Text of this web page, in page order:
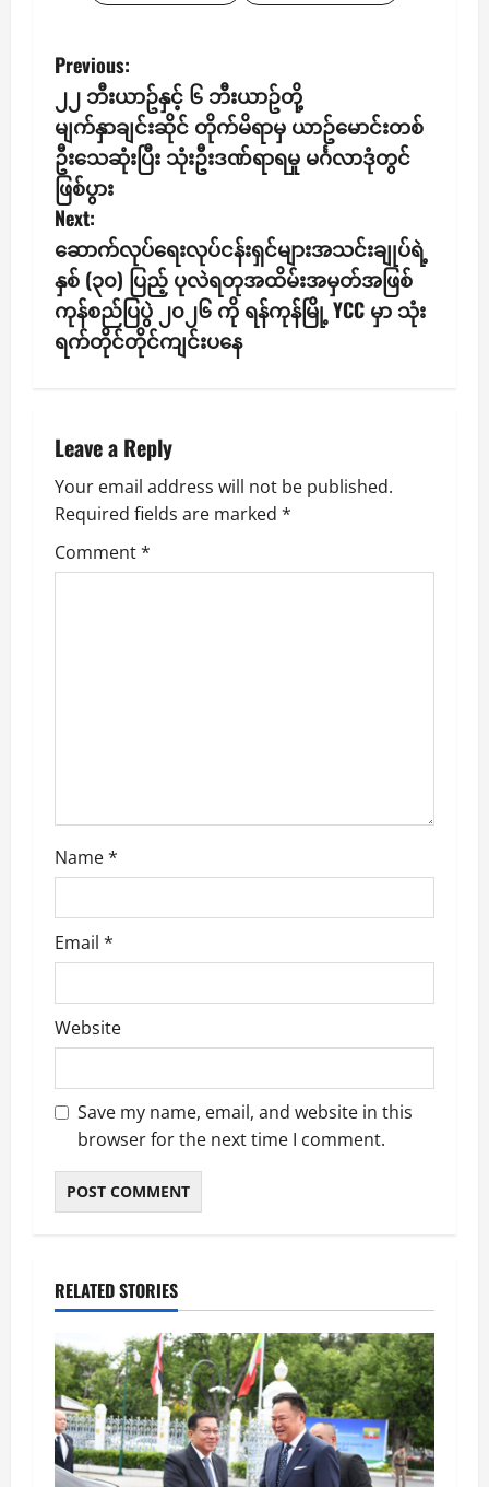
P
o
s
t
n
a
v
g
a
t
i
Previous:
၂၂ ဘီးယာဥ်နှင့် ၆ ဘီးယာဥ်တို့
မျက်နှာချင်းဆိုင် တိုက်မိရာမှ ယာဥ်မောင်းတစ်
ဦးသေဆုံး​ပြီး သုံးဦးဒဏ်ရာရမှု မင်္ဂလာဒုံတွင်
ဖြစ်ပွား
Next:
‎ဆောက်လုပ်ရေးလုပ်ငန်းရှင်များအသင်းချုပ်ရဲ့
နှစ် (၃၀) ပြည့် ပုလဲရတုအထိမ်းအမှတ်အဖြစ်
ကုန်စည်ပြပွဲ ၂၀၂၆ ကို ရန်ကုန်မြို့ YCC မှာ သုံး
ရက်တိုင်တိုင်ကျင်းပနေ
Leave a Reply
Your email address will not be published.
Required fields are marked *
Comment*
Name*
Email *
Website
Save my name, email, and website in this
browser for the next time I comment.
RELATED STORIES